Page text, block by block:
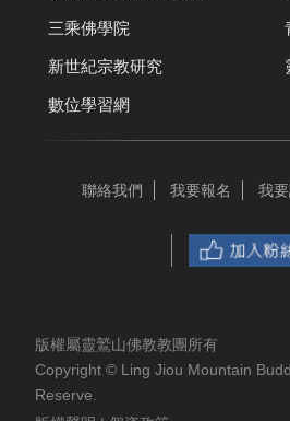
三乘佛學院
新世紀宗教研究
數位學習網
聯絡我們 我要報名 我
版權屬靈鷲山佛教教團所有
Copyright © Ling Jiou Mountain
Reserve.